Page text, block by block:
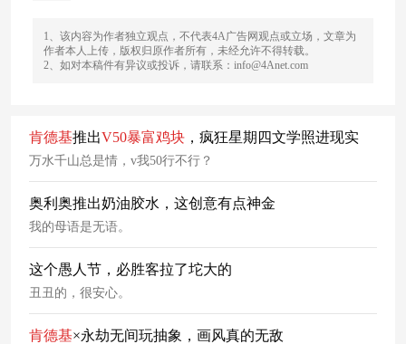
1、该内容为作者独立观点，不代表4A广告网观点或立场，文章为
作者本人上传，版权归原作者所有，未经允许不得转载。
2、如对本稿件有异议或投诉，请联系：info@4Anet.com
肯德基推出V50暴富鸡块 ，疯狂星期四文学照进现实
万水千山总是情，v我50行不行？
奥利奥推出奶油胶水，这创意有点神金
我的母语是无语。
这个愚人节，必胜客拉了坨大的
丑丑的，很安心。
肯德基×永劫无间玩抽象，画风真的无敌